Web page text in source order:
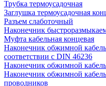
Трубка термоусадочная
Заглушка термоусадочная
Разъем слаботочный
Наконечник
Муфта кабельная концевая
Наконечник обжимной
соответствии с DIN 46236
Наконечник обжимной
Наконечник обжимной
проводников